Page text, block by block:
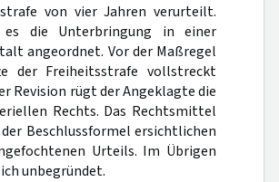
von vier Jahren verurteilt.
die Unterbringung in einer
angeordnet. Vor der Maßregel
der Freiheitsstrafe vollstreckt
Revision rügt der Angeklagte die
Rechts. Das Rechtsmittel
Beschlussformel ersichtlichen
Urteils. Im Übrigen
unbegründet.